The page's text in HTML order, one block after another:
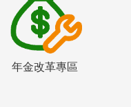
年金改革專區